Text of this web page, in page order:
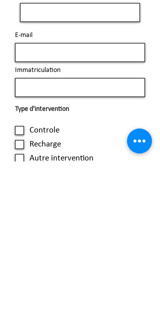
E-mail
Immatriculation
Type d'intervention
Controle
Recharge
Autre intervention